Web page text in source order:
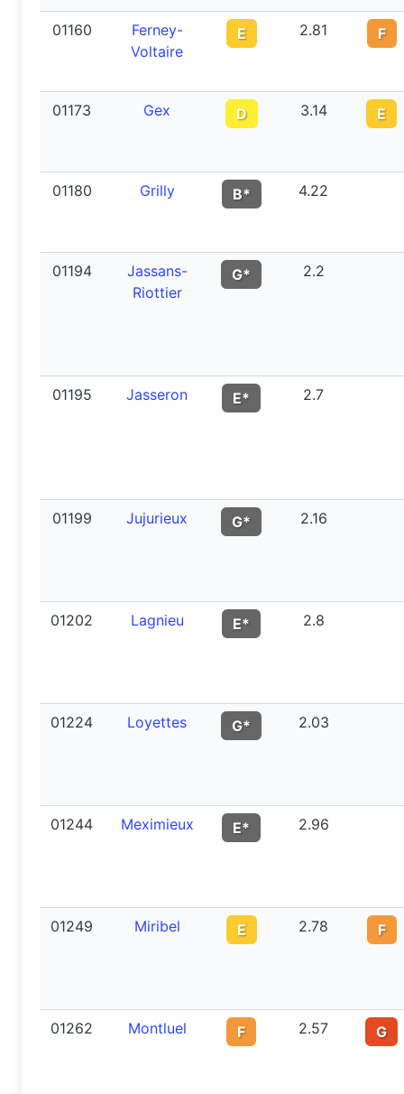
01160
Ferney-
Voltaire
E 2.81 F
01173 Gex D 3.14 E
01180 Grilly B* 4.22
01194
Jassans-
Riottier
G* 2.2
01195 Jasseron E* 2.7
01199 Jujurieux G* 2.16
01202 Lagnieu E* 2.8
01224 Loyettes G* 2.03
01244 Meximieux E* 2.96
01249 Miribel E 2.78 F
01262 Montluel F 2.57 G